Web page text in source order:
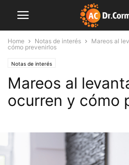
Home Notas de interés
Mareos al
cómo prevenirlos
Notas de interés
Mareos al
ocurren y cómo